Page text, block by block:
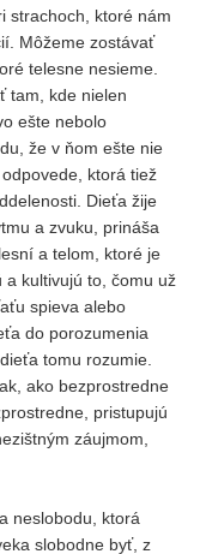
strachoch, ktoré nám
Môžeme zostávať
telesne nesieme.
tam, kde nielen
ešte nebolo
že v ňom ešte nie
ktorá tiež
Dieťa žije
a zvuku, prináša
a telom, ktoré je
a kultivujú to, čomu už
spieva alebo
do porozumenia
tomu rozumie.
ako bezprostredne
pristupujú
záujmom,
neslobodu, ktorá
slobodne byť, z